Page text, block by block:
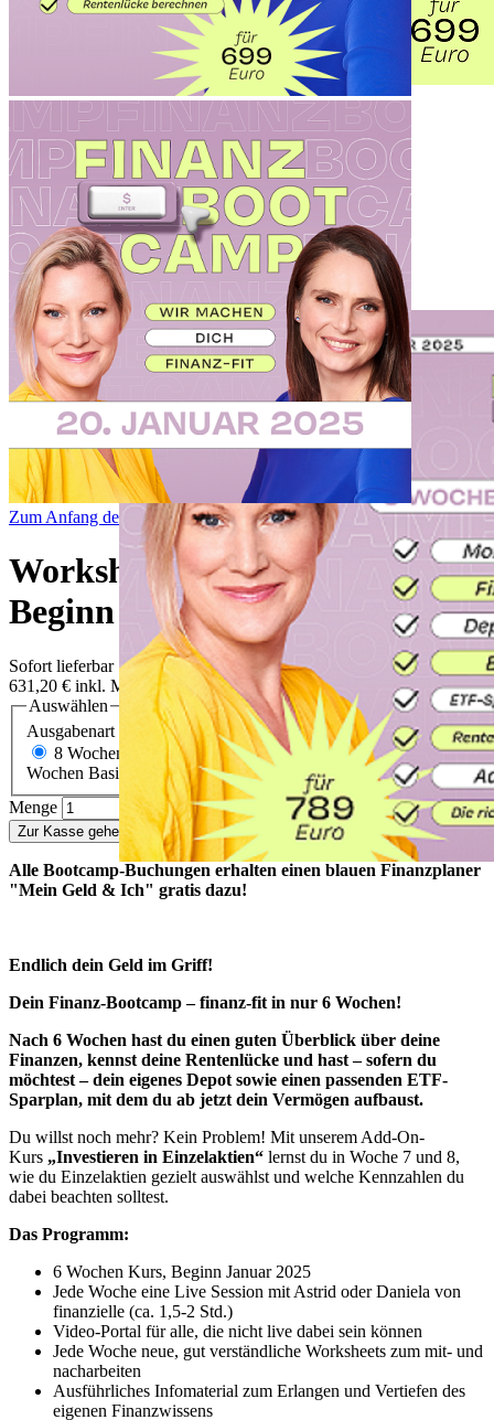
Zum Anfang der Bildergalerie springen
Workshop "Finanz Bootcamp"
Beginn 20.01.2025
Sofort lieferbar
631,20 € inkl. MwSt.
Auswählen
Ausgabenart
8 Wochen Basis + Add-on 631,20 € Sofort lieferbar
6
Wochen Basis-Bootcamp 559,20 €
Sofort lieferbar
Menge
Zur Kasse gehen
Alle Bootcamp-Buchungen erhalten einen blauen Finanzplaner
"Mein Geld & Ich" gratis dazu!
Endlich dein Geld im Griff!
Dein Finanz-Bootcamp – finanz-fit in nur 6 Wochen!
Nach 6 Wochen hast du einen guten Überblick über deine
Finanzen, kennst deine Rentenlücke und hast – sofern du
möchtest – dein eigenes Depot sowie einen passenden ETF-
Sparplan, mit dem du ab jetzt dein Vermögen aufbaust.
Du willst noch mehr? Kein Problem! Mit unserem Add-On-
Kurs „Investieren in Einzelaktien“ lernst du in Woche 7 und 8,
wie du Einzelaktien gezielt auswählst und welche Kennzahlen du
dabei beachten solltest.
Das Programm:
6 Wochen Kurs, Beginn Januar 2025
Jede Woche eine Live Session mit Astrid oder Daniela von
finanzielle (ca. 1,5-2 Std.)
Video-Portal für alle, die nicht live dabei sein können
Jede Woche neue, gut verständliche Worksheets zum mit- und
nacharbeiten
Ausführliches Infomaterial zum Erlangen und Vertiefen des
eigenen Finanzwissens